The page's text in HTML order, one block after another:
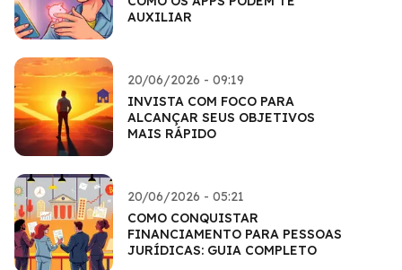
AUXILIAR
20/06/2026 - 09:19
INVISTA COM FOCO PARA
ALCANÇAR SEUS OBJETIVOS
MAIS RÁPIDO
20/06/2026 - 05:21
COMO CONQUISTAR
FINANCIAMENTO PARA PESSOAS
JURÍDICAS: GUIA COMPLETO